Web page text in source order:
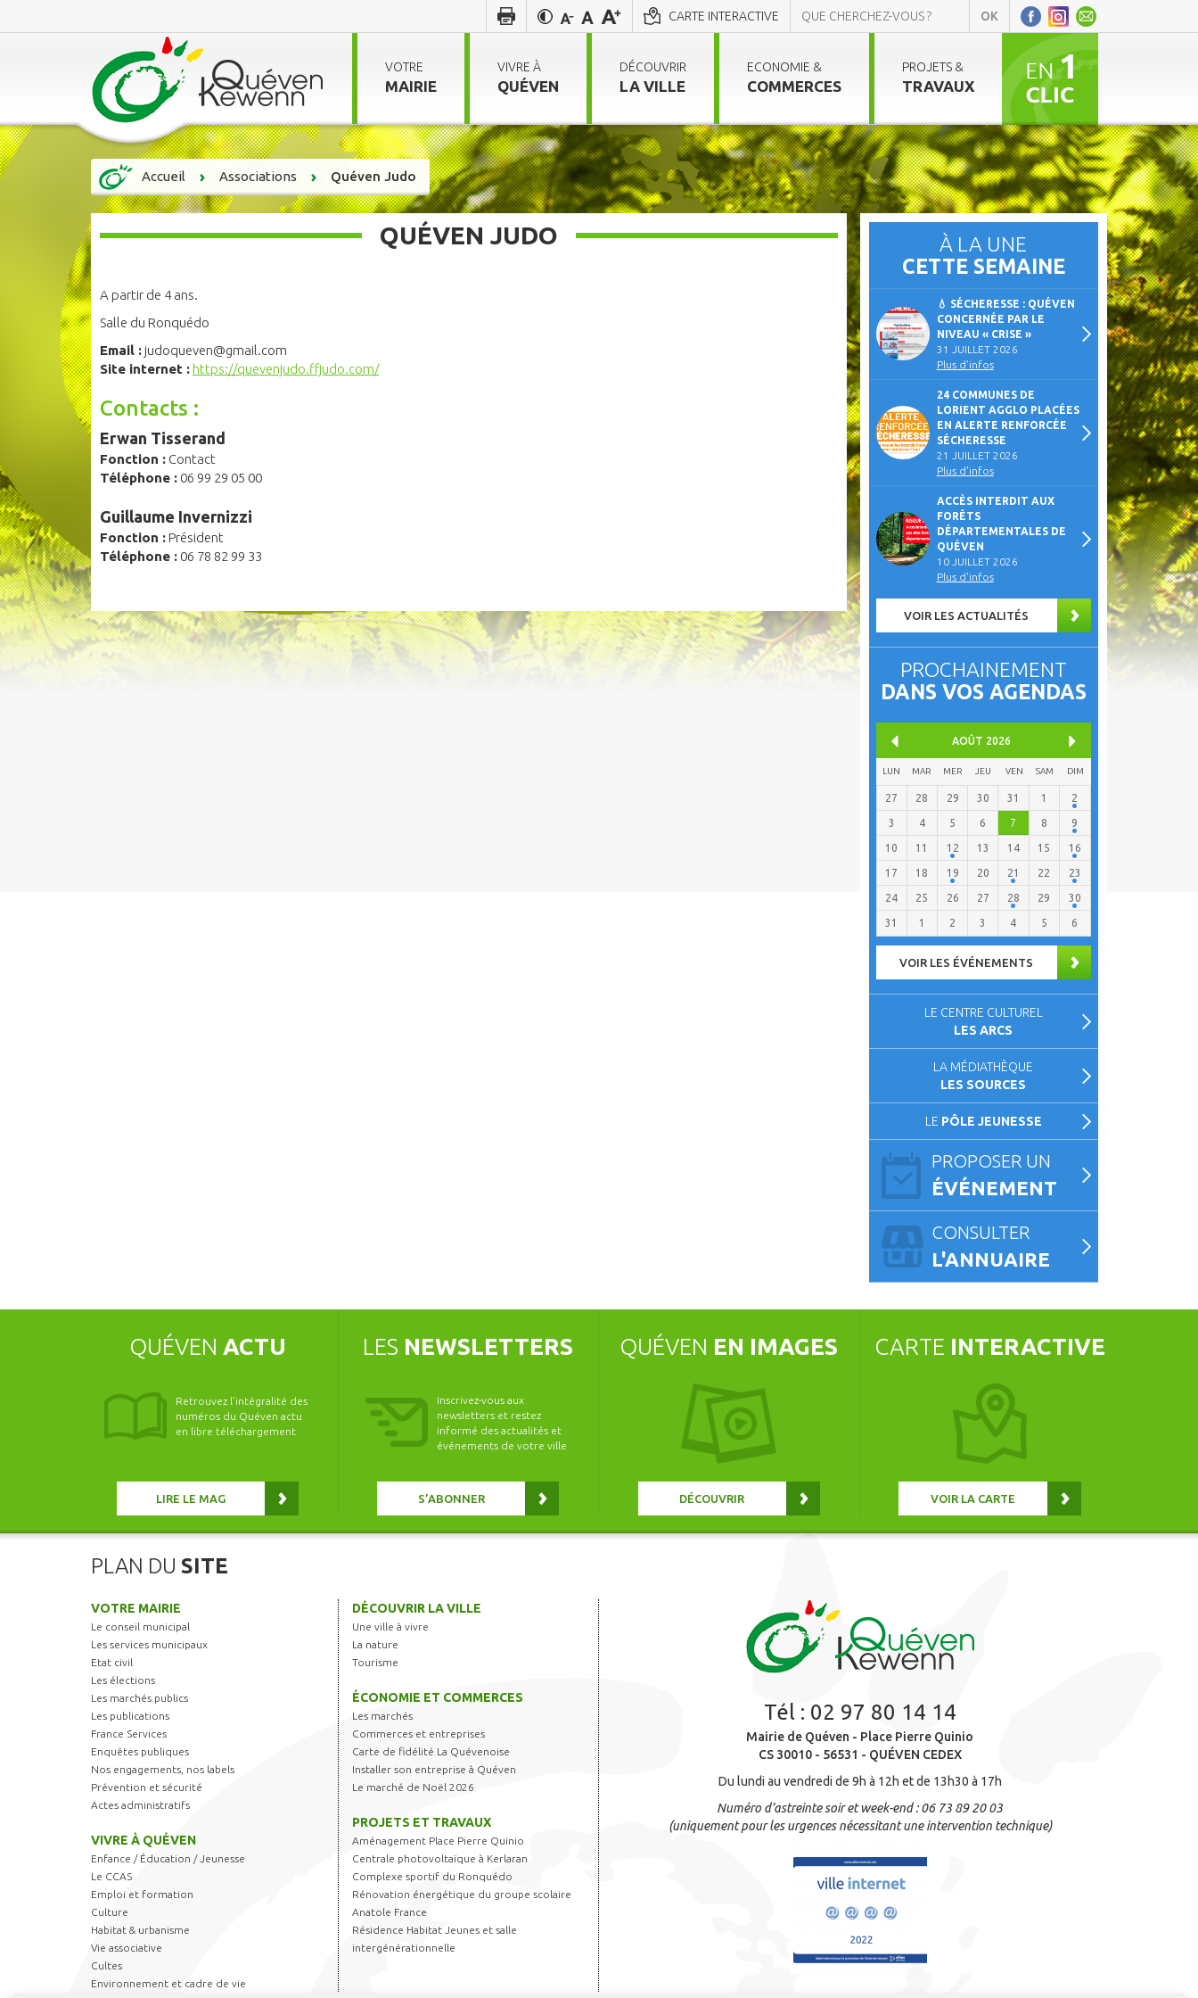
CARTE INTERACTIVE
VOTRE
MAIRIE
VIVRE À
QUÉVEN
DÉCOUVRIR
LA VILLE
ECONOMIE &
COMMERCES
PROJETS &
TRAVAUX
Accueil Associations Quéven Judo
À LA UNE
CETTE SEMAINE
💧 SÉCHERESSE : QUÉVEN
CONCERNÉE PAR LE
NIVEAU « CRISE »
31 JUILLET 2026
Plus d'infos
24 COMMUNES DE
LORIENT AGGLO PLACÉES
EN ALERTE RENFORCÉE
SÉCHERESSE
21 JUILLET 2026
Plus d'infos
ACCÈS INTERDIT AUX
FORÊTS
DÉPARTEMENTALES DE
QUÉVEN
10 JUILLET 2026
Plus d'infos
VOIR LES ACTUALITÉS
PROCHAINEMENT
DANS VOS AGENDAS
AOÛT 2026
LUN MAR MER JEU VEN SAM DIM
27 28 29 30 31 1 2
3 4 5 6 7 8 9
10 11 12 13 14 15 16
17 18 19 20 21 22 23
24 25 26 27 28 29 30
31 1 2 3 4 5 6
VOIR LES ÉVÉNEMENTS
LE CENTRE CULTUREL
LES ARCS
LA MÉDIATHÈQUE
LES SOURCES
LE PÔLE JEUNESSE
PROPOSER UN
ÉVÉNEMENT
CONSULTER
L'ANNUAIRE
QUÉVEN JUDO
A partir de 4 ans.
Salle du Ronquédo
Email : judoqueven@gmail.com
Site internet : https://quevenjudo.ffjudo.com/
Contacts :
Erwan Tisserand
Fonction : Contact
Téléphone : 06 99 29 05 00
Guillaume Invernizzi
Fonction : Président
Téléphone : 06 78 82 99 33
QUÉVEN ACTU
Retrouvez l’intégralité des
numéros du Quéven actu
en libre téléchargement
LIRE LE MAG
LES NEWSLETTERS
Inscrivez-vous aux
newsletters et restez
informé des actualités et
événements de votre ville
S’ABONNER
QUÉVEN EN IMAGES
DÉCOUVRIR
CARTE INTERACTIVE
VOIR LA CARTE
PLAN DU SITE
VOTRE MAIRIE
Le conseil municipal
Les services municipaux
Etat civil
Les élections
Les marchés publics
Les publications
France Services
Enquêtes publiques
Nos engagements, nos labels
Prévention et sécurité
Actes administratifs
VIVRE À QUÉVEN
Enfance / Éducation / Jeunesse
Le CCAS
Emploi et formation
Culture
Habitat & urbanisme
Vie associative
Cultes
Environnement et cadre de vie
DÉCOUVRIR LA VILLE
Une ville à vivre
La nature
Tourisme
ÉCONOMIE ET COMMERCES
Les marchés
Commerces et entreprises
Carte de fidélité La Quévenoise
Installer son entreprise à Quéven
Le marché de Noël 2026
PROJETS ET TRAVAUX
Aménagement Place Pierre Quinio
Centrale photovoltaïque à Kerlaran
Complexe sportif du Ronquédo
Rénovation énergétique du groupe scolaire
Anatole France
Résidence Habitat Jeunes et salle
intergénérationnelle
Tél : 02 97 80 14 14
Mairie de Quéven - Place Pierre Quinio
CS 30010 - 56531 - QUÉVEN CEDEX
Du lundi au vendredi de 9h à 12h et de 13h30 à 17h
Numéro d’astreinte soir et week-end : 06 73 89 20 03
(uniquement pour les urgences nécessitant une intervention technique)